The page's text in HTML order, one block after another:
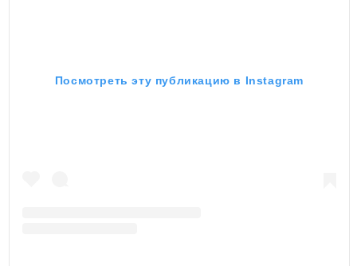
Посмотреть эту публикацию в Instagram